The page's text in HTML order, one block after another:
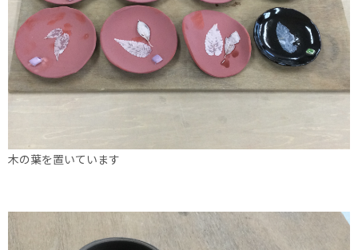
木の葉を置いています